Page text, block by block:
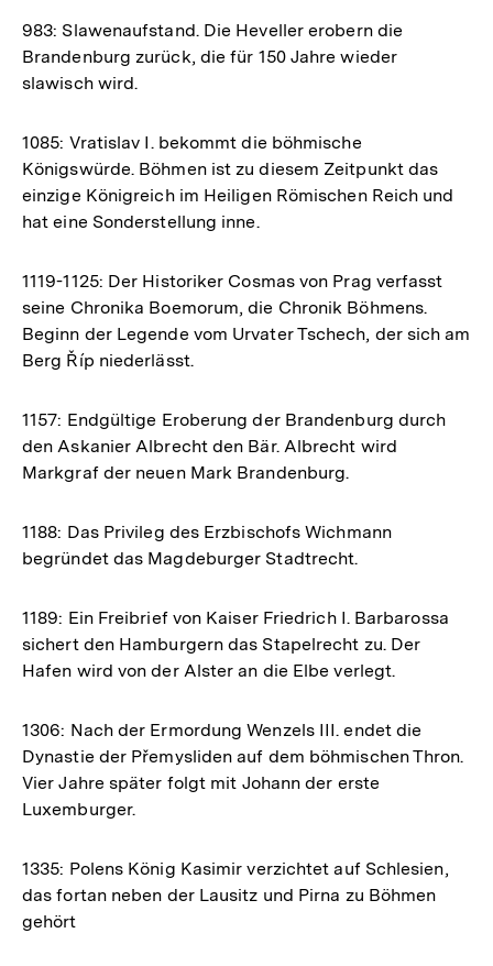
983: Slawenaufstand. Die Heveller erobern die
Brandenburg zurück, die für 150 Jahre wieder
slawisch wird.
1085: Vratislav I. bekommt die böhmische
Königswürde. Böhmen ist zu diesem Zeitpunkt das
einzige Königreich im Heiligen Römischen Reich und
hat eine Sonderstellung inne.
1119-1125: Der Historiker Cosmas von Prag verfasst
seine Chronika Boemorum, die Chronik Böhmens.
Beginn der Legende vom Urvater Tschech, der sich am
Berg Říp niederlässt.
1157: Endgültige Eroberung der Brandenburg durch
den Askanier Albrecht den Bär. Albrecht wird
Markgraf der neuen Mark Brandenburg.
1188: Das Privileg des Erzbischofs Wichmann
begründet das Magdeburger Stadtrecht.
1189: Ein Freibrief von Kaiser Friedrich I. Barbarossa
sichert den Hamburgern das Stapelrecht zu. Der
Hafen wird von der Alster an die Elbe verlegt.
1306: Nach der Ermordung Wenzels III. endet die
Dynastie der Přemysliden auf dem böhmischen Thron.
Vier Jahre später folgt mit Johann der erste
Luxemburger.
1335: Polens König Kasimir verzichtet auf Schlesien,
das fortan neben der Lausitz und Pirna zu Böhmen
gehört